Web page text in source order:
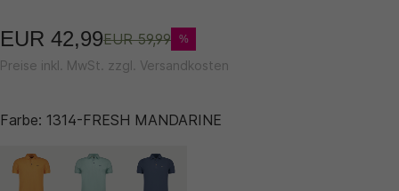
EUR 42,99EUR 59,99 %
Preise inkl. MwSt. zzgl. Versandkosten
Farbe: 1314-FRESH MANDARINE